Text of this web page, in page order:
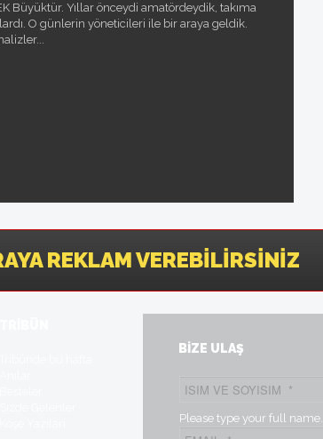
Büyüktür. Yıllar önceydi amatördeydik, takıma
O günlerin yöneticileri ile bir araya geldik.
REKLAM VEREBILIRSINIZ
BİZE ULAŞ
Please type your full name.